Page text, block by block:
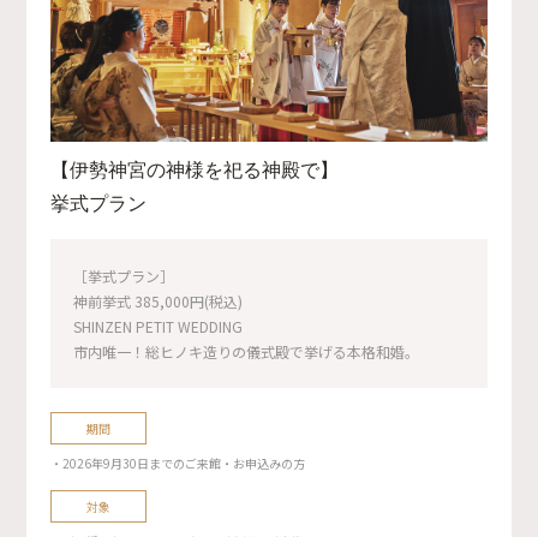
【伊勢神宮の神様を祀る神殿で】
挙式プラン
［挙式プラン］
神前挙式 385,000円(税込)
SHINZEN PETIT WEDDING
市内唯一！総ヒノキ造りの儀式殿で挙げる本格和婚。
期間
・2026年9月30日までのご来館・お申込みの方
対象